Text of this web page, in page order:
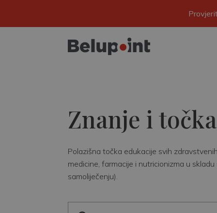
Znanje i točka
Polazišna točka edukacije svih
medicine, farmacije i nutricionizma u
samoliječenju).